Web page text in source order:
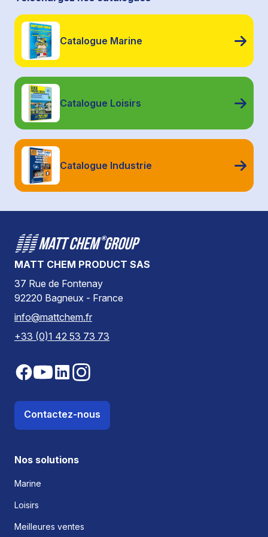
Catalogue Marine
Catalogue Loisirs
Catalogue Industrie
MATT CHEM PRODUCT SAS
37 Rue de Fontenay
92220 Bagneux - France
info@mattchem.fr
+33 (0)1 42 53 73 73
Contactez-nous
Nos solutions
Marine
Loisirs
Meilleures ventes